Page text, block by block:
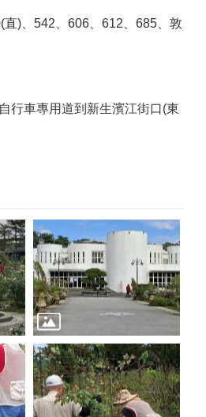
)、542、606、612、685、敦
行車專用道到新生濱江街口(東